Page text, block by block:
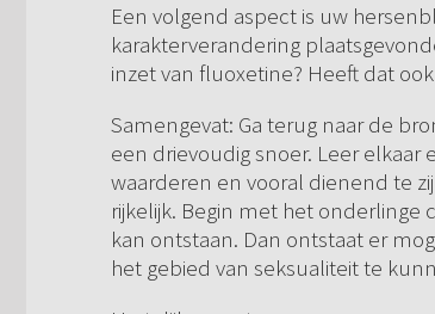
Een volgend aspect is uw
karakterverandering
inzet van fluoxetine? Heeft dat
Samengevat: Ga terug naar de
een drievoudig snoer. Leer elkaar
waarderen en vooral dienend te
rijkelijk. Begin met het
kan ontstaan. Dan ontstaat er
het gebied van seksualiteit te